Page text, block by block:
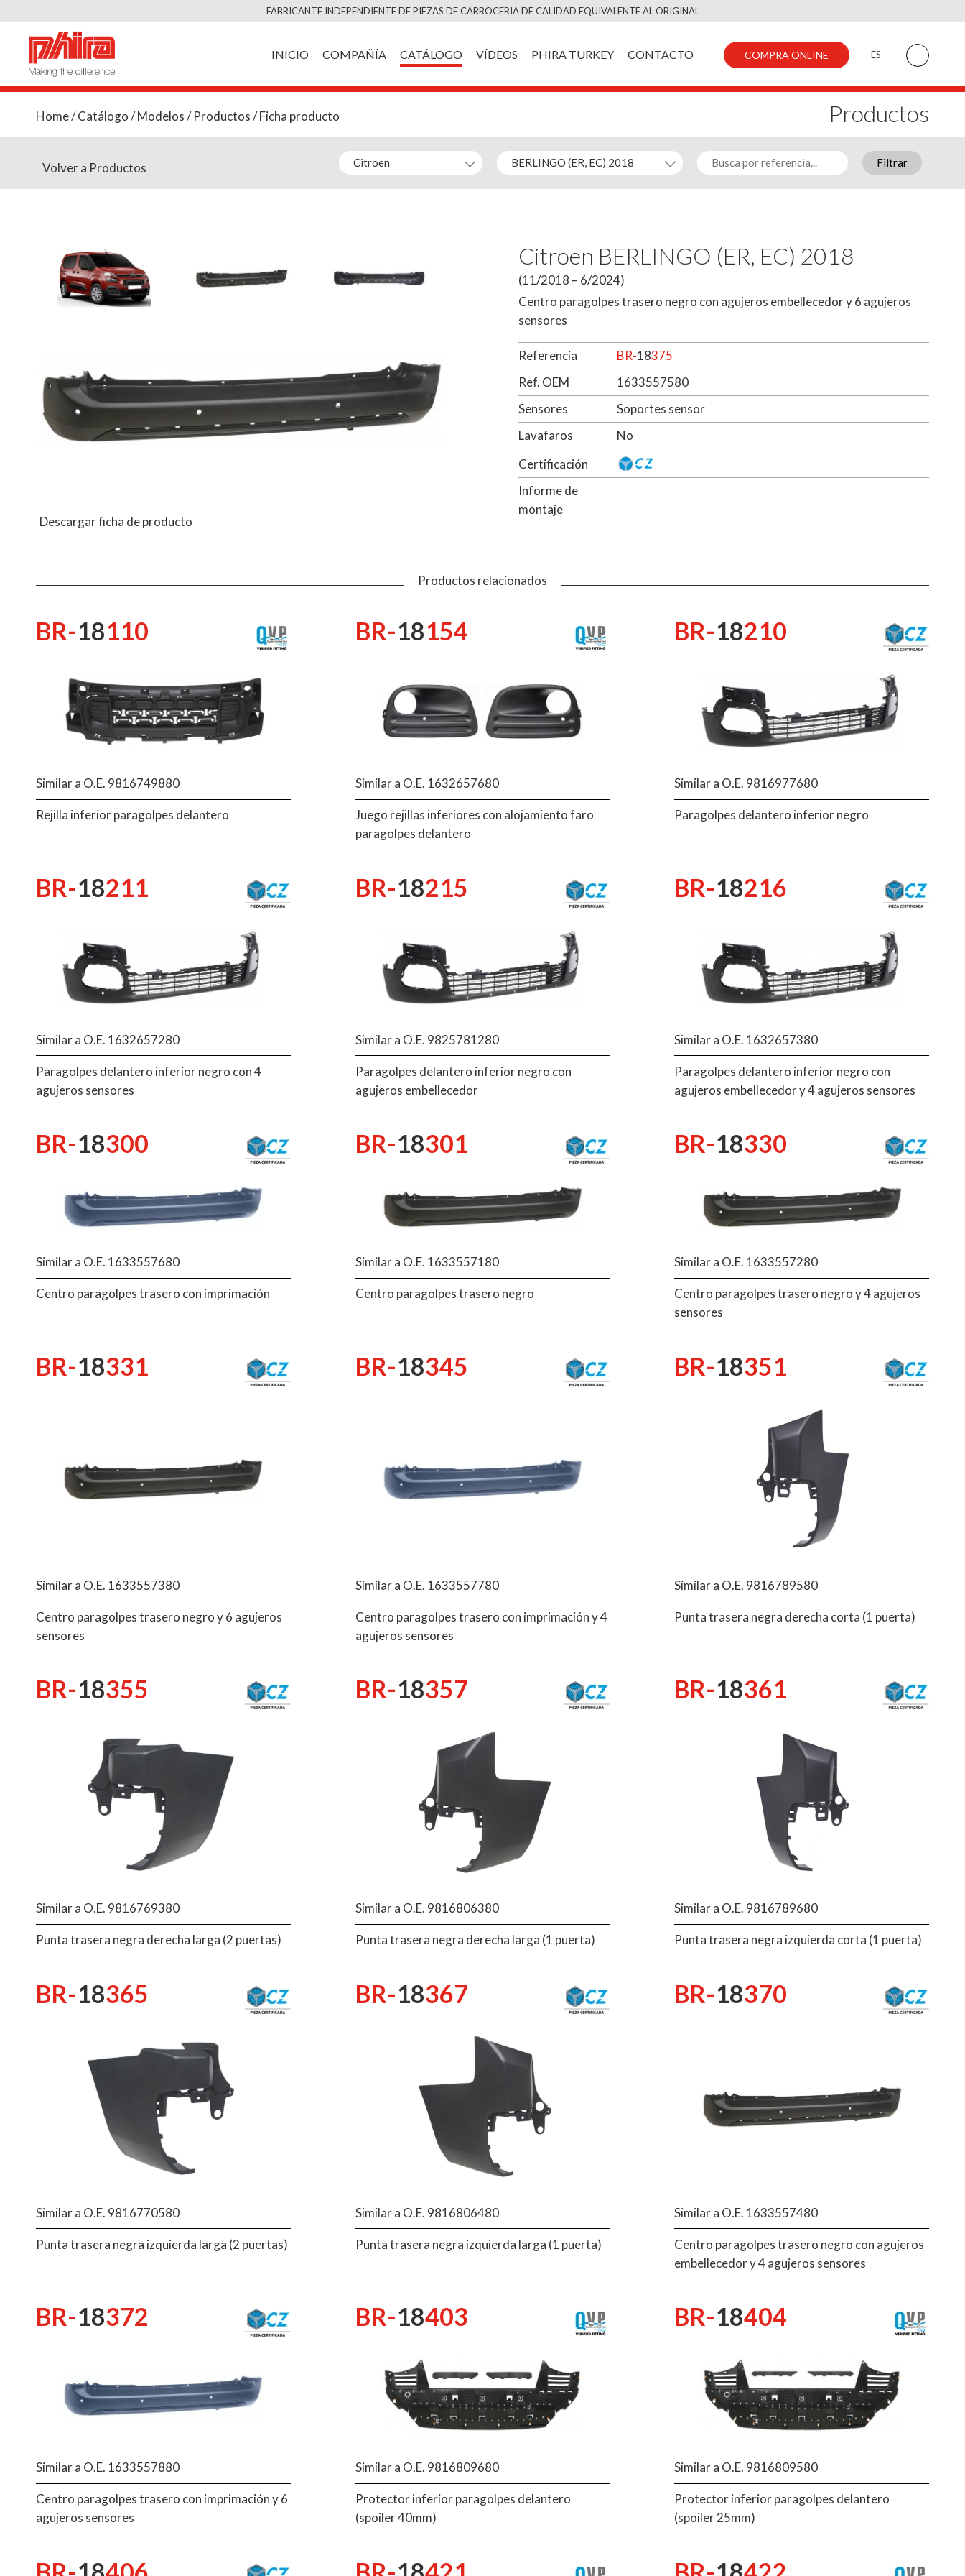
Saltar
contenido
FABRICANTE INDEPENDIENTE DE PIEZAS DE CARROCERIA DE CALIDAD EQUIVALENTE AL ORIGINAL
INICIO COMPAÑÍA CATÁLOGO VÍDEOS PHIRA TURKEY CONTACTO COMPRA ONLINE ES
Home/Catálogo/Modelos/Productos/ Ficha producto Productos
Volver a Productos Filtrar
Descargar ficha de producto
Citroen BERLINGO (ER, EC) 2018
(11/2018 – 6/2024)
Centro paragolpes trasero negro con agujeros embellecedor y 6 agujeros
sensores
Referencia BR-18375
Ref. OEM
1633557580
Sensores
Soportes sensor
Lavafaros
No
Certificación
Informe de
montaje
Productos relacionados
BR-18110
Similar a O.E. 9816749880
Rejilla inferior paragolpes delantero
BR-18154
Similar a O.E. 1632657680
Juego rejillas inferiores con alojamiento faro
paragolpes delantero
BR-18210
Similar a O.E. 9816977680
Paragolpes delantero inferior negro
BR-18211
Similar a O.E. 1632657280
Paragolpes delantero inferior negro con 4
agujeros sensores
BR-18215
Similar a O.E. 9825781280
Paragolpes delantero inferior negro con
agujeros embellecedor
BR-18216
Similar a O.E. 1632657380
Paragolpes delantero inferior negro con
agujeros embellecedor y 4 agujeros sensores
BR-18300
Similar a O.E. 1633557680
Centro paragolpes trasero con imprimación
BR-18301
Similar a O.E. 1633557180
Centro paragolpes trasero negro
BR-18330
Similar a O.E. 1633557280
Centro paragolpes trasero negro y 4 agujeros
sensores
BR-18331
Similar a O.E. 1633557380
Centro paragolpes trasero negro y 6 agujeros
sensores
BR-18345
Similar a O.E. 1633557780
Centro paragolpes trasero con imprimación y 4
agujeros sensores
BR-18351
Similar a O.E. 9816789580
Punta trasera negra derecha corta (1 puerta)
BR-18355
Similar a O.E. 9816769380
Punta trasera negra derecha larga (2 puertas)
BR-18357
Similar a O.E. 9816806380
Punta trasera negra derecha larga (1 puerta)
BR-18361
Similar a O.E. 9816789680
Punta trasera negra izquierda corta (1 puerta)
BR-18365
Similar a O.E. 9816770580
Punta trasera negra izquierda larga (2 puertas)
BR-18367
Similar a O.E. 9816806480
Punta trasera negra izquierda larga (1 puerta)
BR-18370
Similar a O.E. 1633557480
Centro paragolpes trasero negro con agujeros
embellecedor y 4 agujeros sensores
BR-18372
Similar a O.E. 1633557880
Centro paragolpes trasero con imprimación y 6
agujeros sensores
BR-18403
Similar a O.E. 9816809680
Protector inferior paragolpes delantero
(spoiler 40mm)
BR-18404
Similar a O.E. 9816809580
Protector inferior paragolpes delantero
(spoiler 25mm)